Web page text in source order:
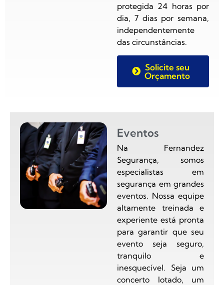
protegida 24 horas por
dia, 7 dias por semana,
independentemente
das circunstâncias.
Solicite seu
Orçamento
Eventos
Na Fernandez
Segurança, somos
especialistas em
segurança em grandes
eventos. Nossa equipe
altamente treinada e
experiente está pronta
para garantir que seu
evento seja seguro,
tranquilo e
inesquecível. Seja um
concerto lotado, um